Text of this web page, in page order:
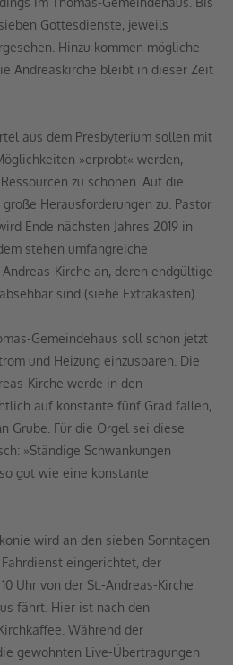
Gottesdienste, jeweils
Hinzu kommen mögliche
Andreaskirche bleibt in dieser Zeit
aus dem Presbyterium sollen mit
»erprobt« werden,
zu schonen. Auf die
Herausforderungen zu. Pastor
Ende nächsten Jahres 2019 in
stehen umfangreiche
Kirche an, deren endgültige
sind (siehe Extrakasten).
Gemeindehaus soll schon jetzt
und Heizung einzusparen. Die
Kirche werde in den
auf konstante fünf Grad fallen,
Grube. Für die Orgel sei diese
»Ständige Schwankungen
gut wie eine konstante
wird an den sieben Sonntagen
eingerichtet, der
Uhr von der St.-Andreas-Kirche
fährt. Hier ist nach den
Während der
gewohnten Live-Übertragungen